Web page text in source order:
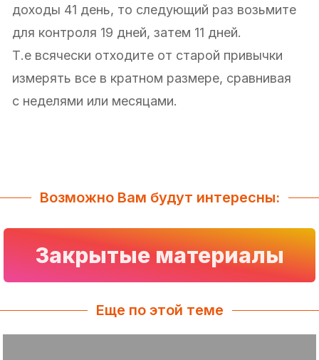
доходы 41 день, то следующий раз возьмите
для контроля 19 дней, затем 11 дней.
Т.е всячески отходите от старой привычки
измерять все в кратном размере, сравнивая
с неделями или месяцами.
Возможно Вам будут интересны:
Закрытые материалы
Еще по этой теме